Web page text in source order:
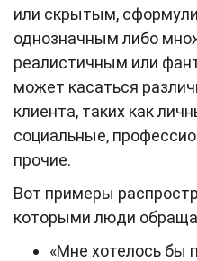
или скрытым,
однозначным либо
реалистичным или
может касаться
клиента, таких как
социальные,
прочие.
Вот примеры
которыми люди
«Мне хотелось бы